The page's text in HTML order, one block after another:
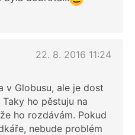
22. 8. 2016 11:24
v Globusu, ale je dost
ho pěstuju na
ho rozdávám. Pokud
nebude problém